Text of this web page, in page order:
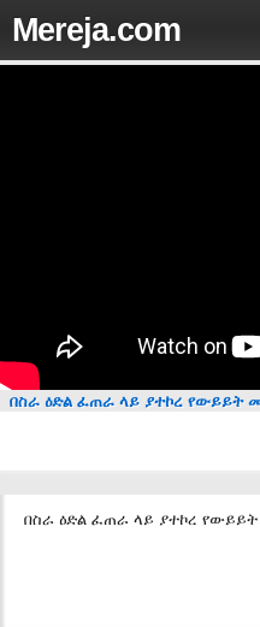
Mereja.com
በስራ ዕድል ፈጠራ ላይ ያተኮረ የውይይት
በስራ ዕድል ፈጠራ ላይ ያተኮረ